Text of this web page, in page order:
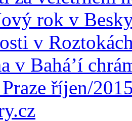
rok v
v
v Bahá’í
říjen/